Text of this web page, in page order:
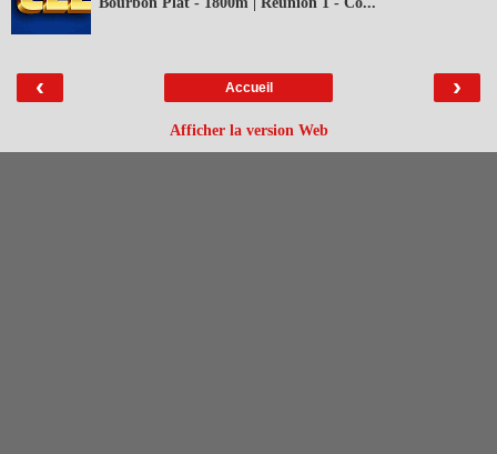
‹ ›
Accueil
Afficher la version Web